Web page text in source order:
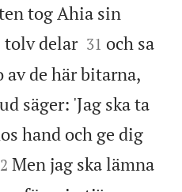
tog Ahia sin
tolv delar
31 och sa
de här bitarna,
säger: 'Jag ska ta
hand och ge dig
Men jag ska lämna